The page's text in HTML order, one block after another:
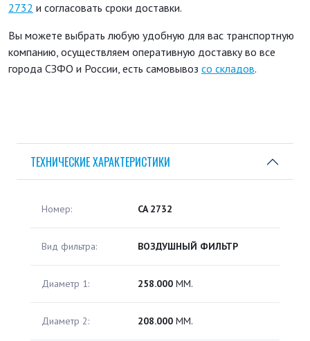
2732 и согласовать сроки доставки.
Вы можете выбрать любую удобную для вас транспортную
компанию, осуществляем оперативную доставку во все
города СЗФО и России, есть самовывоз со складов.
ТЕХНИЧЕСКИЕ ХАРАКТЕРИСТИКИ
Номер: CA 2732
Вид фильтра: ВОЗДУШНЫЙ ФИЛЬТР
Диаметр 1: 258.000 ММ.
Диаметр 2: 208.000 ММ.